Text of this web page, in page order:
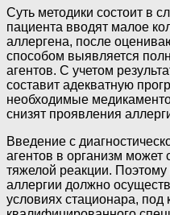
Суть методики состоит в
пациента вводят малое
аллергена, после
способом выявляется
агентов. С учетом
составит адекватную
необходимые
снизят проявления
Введение с
агентов в организм может
тяжелой реакции.
аллергии должно
условиях стационара, под